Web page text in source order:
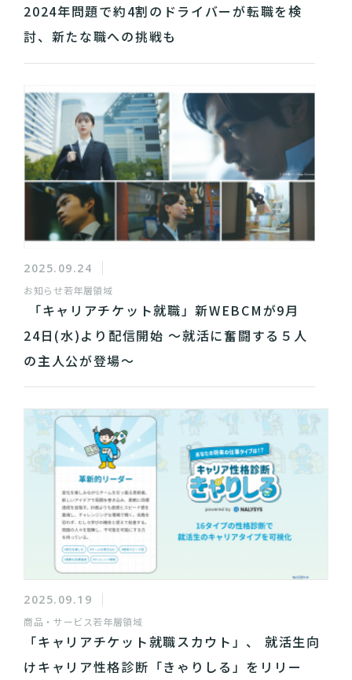
2024年問題で約4割のドライバーが転職を検
討、新たな職への挑戦も
2025.09.24
お知らせ若年層領域
「キャリアチケット就職」新WEBCMが9月
24日(水)より配信開始 ～就活に奮闘する５人
の主人公が登場～
2025.09.19
商品・サービス若年層領域
「キャリアチケット就職スカウト」、 就活生向
けキャリア性格診断「きゃりしる」をリリー